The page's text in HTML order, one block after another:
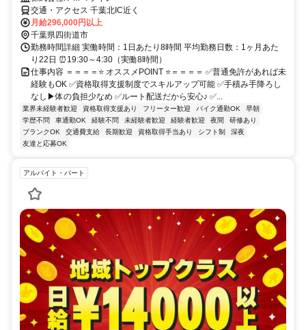
交通・アクセス 千葉北IC近く
月給296,000円以上
千葉県四街道市
勤務時間詳細 実働時間：1日あたり8時間 平均勤務日数：1ヶ月あた
り22日 ⏰19:30～4:30（実働8時間）
仕事内容 ＝＝＝＝⭐ オススメPOINT ⭐＝＝＝＝ ✅普通免許があれば未
経験もOK ✅資格取得支援制度でスキルアップ可能 ✅手積み手降ろし
なし▶体の負担少なめ ✅ルート配送だから安心♪ ✅...
業界未経験者歓迎 資格取得支援あり フリーター歓迎 バイク通勤OK
早朝
学歴不問
車通勤OK 経験不問 未経験者歓迎 経験者歓迎 夜間
研修あり
ブランクOK
交通費支給 長期歓迎 資格取得手当あり シフト制
深夜
友達と応募OK
アルバイト・パート